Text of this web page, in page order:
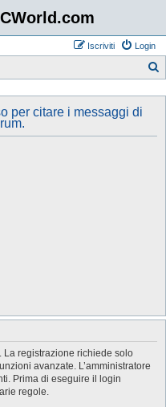
Login
Iscriviti
per citare i messaggi di
La registrazione richiede solo
avanzate. L’amministratore
Prima di eseguire il login
regole.